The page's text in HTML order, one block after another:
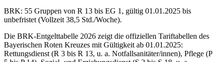
BRK: 55 Gruppen von R 13 bis EG 1, gültig 01.01.2025 bis
unbefristet (Vollzeit 38,5 Std./Woche).
Die BRK-Entgelttabelle 2026 zeigt die offiziellen Tariftabellen des
Bayerischen Roten Kreuzes mit Gültigkeit ab 01.01.2025:
Rettungsdienst (R 3 bis R 13, u. a. Notfallsanitäter/innen), Pflege (P